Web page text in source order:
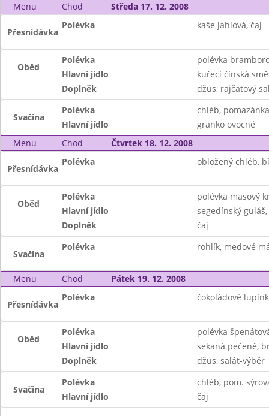
Menu
Chod Středa 17. 12. 2008
Přesnídávka
Polévka kaše jahlová, čaj
Oběd
Polévka
polévka
Hlavní jídlo
kuřecí čínská
Doplněk
džus, rajčatový
Svačina
Polévka
chléb,
Hlavní jídlo
granko ovocné
Menu
Chod Čtvrtek 18. 12. 2008
Přesnídávka
Polévka obložený chléb,
Oběd
Polévka
polévka masový
Hlavní jídlo
segedínský
Doplněk
čaj
Svačina
Polévka rohlík, medové
Menu Chod Pátek 19. 12. 2008
Přesnídávka
Polévka čokoládové
Oběd
Polévka
polévka
Hlavní jídlo
sekaná pečeně,
Doplněk
džus, salát-výběr
Svačina
Polévka
chléb, pom.
Hlavní jídlo
čaj